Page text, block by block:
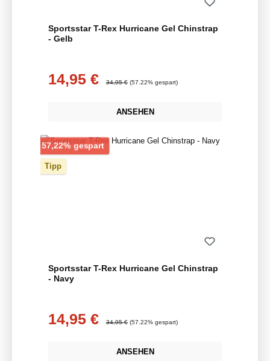
Sportsstar T-Rex Hurricane Gel Chinstrap
- Gelb
Verkaufspreis:
14,95 € 34,95 € (57.22% gespart)
ANSEHEN
57,22% gespartRabatt
Tipp
Sportsstar T-Rex Hurricane Gel Chinstrap
- Navy
Verkaufspreis:
14,95 € 34,95 € (57.22% gespart)
ANSEHEN